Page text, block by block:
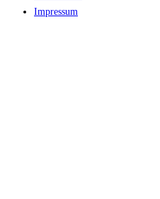
Impressum